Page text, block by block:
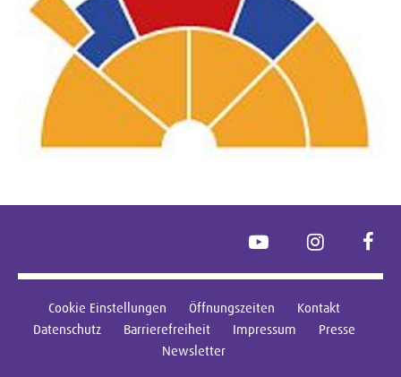
YouTube Instagram
Cookie Einstellungen Öffnungszeiten
Kontakt
Datenschutz
Barrierefreiheit Impressum
Presse
Newsletter